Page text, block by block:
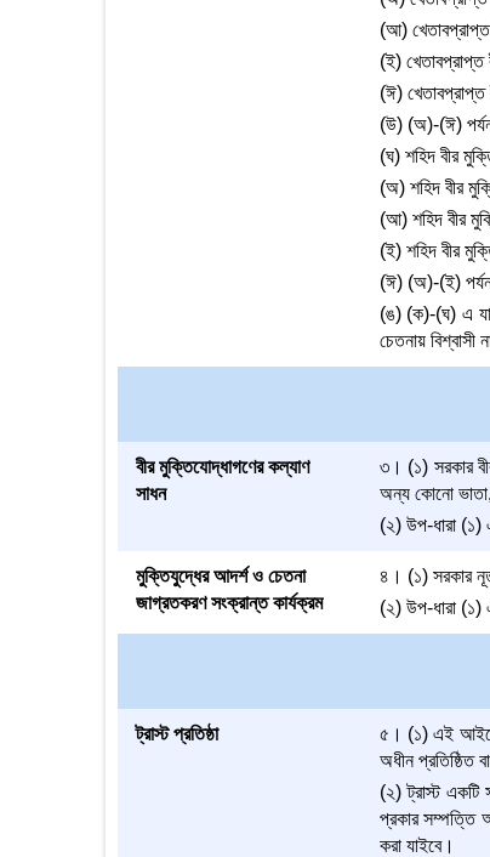
(আ) খেতাবপ্রাপ্ত
(ই) খেতাবপ্রাপ্ত
(ঈ) খেতাবপ্রাপ্ত
(উ) (অ)-(ঈ)
(ঘ) শহিদ বীর
(অ) শহিদ বীর
(আ) শহিদ বীর
(ই) শহিদ বীর
(ঈ) (অ)-(ই)
(ঙ) (ক)-(ঘ) এ
চেতনায়
বীর মুক্তিযোদ্ধাগণের কল্যাণ
সাধন
৩। (১) সরকার
অন্য কোনো ভাতা,
(২) উপ-ধারা (১)
মুক্তিযুদ্ধের আদর্শ ও চেতনা
জাগ্রতকরণ সংক্রান্ত কার্যক্রম
৪। (১) সরকার
(২) উপ-ধারা (১)
ট্রাস্ট প্রতিষ্ঠা ৫। (১) এই
অধীন প্রতিষ্ঠিত
(২) ট্রাস্ট একটি
প্রকার সম্পত্তি
করা যাইবে।